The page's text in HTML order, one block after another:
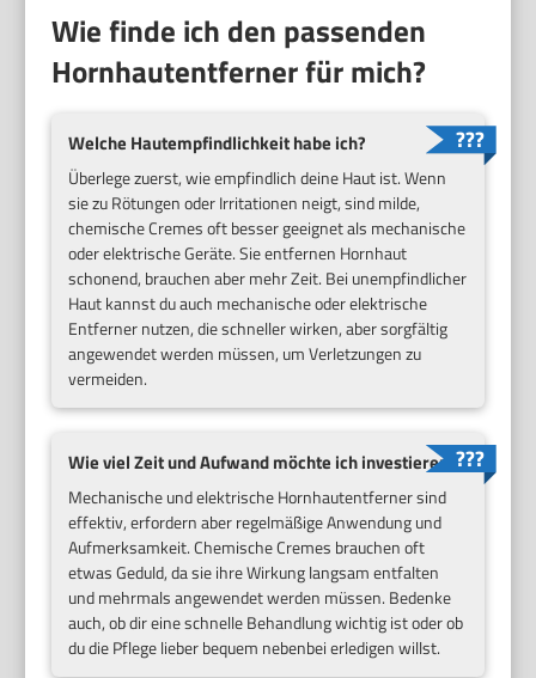
Wie finde ich den passenden
Hornhautentferner für mich?
Welche Hautempfindlichkeit habe ich?
Überlege zuerst, wie empfindlich deine Haut ist. Wenn
sie zu Rötungen oder Irritationen neigt, sind milde,
chemische Cremes oft besser geeignet als mechanische
oder elektrische Geräte. Sie entfernen Hornhaut
schonend, brauchen aber mehr Zeit. Bei unempfindlicher
Haut kannst du auch mechanische oder elektrische
Entferner nutzen, die schneller wirken, aber sorgfältig
angewendet werden müssen, um Verletzungen zu
vermeiden.
Wie viel Zeit und Aufwand möchte ich investieren?
Mechanische und elektrische Hornhautentferner sind
effektiv, erfordern aber regelmäßige Anwendung und
Aufmerksamkeit. Chemische Cremes brauchen oft
etwas Geduld, da sie ihre Wirkung langsam entfalten
und mehrmals angewendet werden müssen. Bedenke
auch, ob dir eine schnelle Behandlung wichtig ist oder ob
du die Pflege lieber bequem nebenbei erledigen willst.